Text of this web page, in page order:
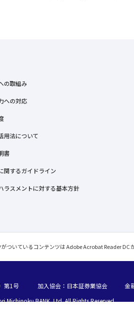
の取組み
への対応
用法について
書
関するガイドライン
ラスメントに対する基本方針
がついているコンテンツは Adobe Acrobat Reader DC
金）第1号 加入協会：日本証券業協会 金
BANK, Ltd. All Rights Reserved.